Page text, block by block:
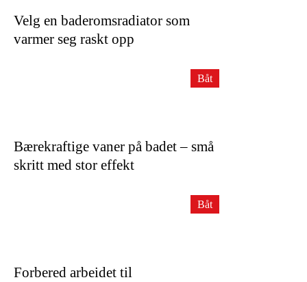
Velg en baderomsradiator som
varmer seg raskt opp
Bærekraftige vaner på badet – små
skritt med stor effekt
Båt
Forbered arbeidet til
Båt